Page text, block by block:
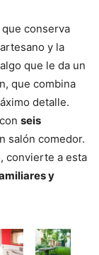
conserva
y la
que le da un
que combina
detalle.
seis
salón comedor.
convierte a esta
y